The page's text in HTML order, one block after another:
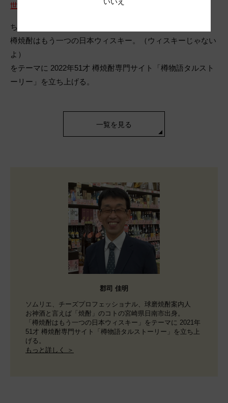
世界初！「樽焼酎」専門のオンラインショップ樽物語
ちょうど美味しい樽焼酎。通ほど知らない樽焼酎。
樽焼酎はもう一つの日本ウィスキー。（ウィスキーじゃない
よ）
をテーマに 2022年51才 樽焼酎専門サイト「樽物語タルスト
ーリー」を立ち上げる。
一覧を見る
郡司 佳明
ソムリエ、チーズプロフェッショナル、球磨焼酎案内人
お神酒と言えば「焼酎」のコトの宮崎県日南市出身。
「樽焼酎はもう一つの日本ウィスキー」をテーマに 2021年
51才 樽焼酎専門サイト「樽物語タルストーリー」を立ち上
げる。
もっと詳しく ＞